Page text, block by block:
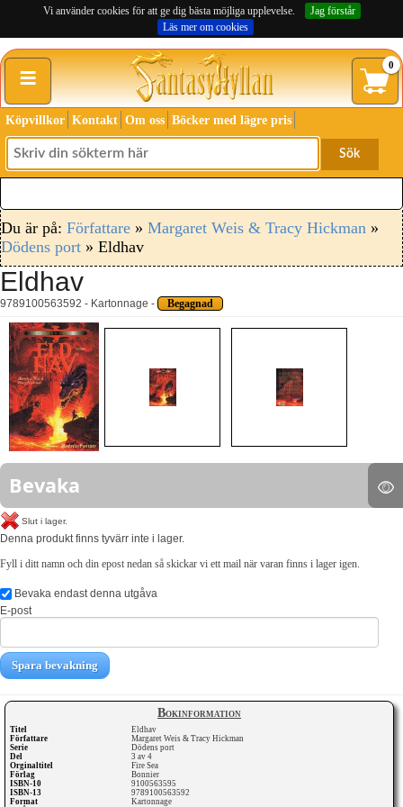
Vi använder cookies för att ge dig bästa möjliga upplevelse.
Jag förstår
Läs mer om cookies
≡ 0
Köpvillkor Kontakt Om oss Böcker med lägre pris
Sök
Du är på: Författare » Margaret Weis & Tracy Hickman »
Dödens port » Eldhav
Eldhav
9789100563592 - Kartonnage - Begagnad
Bokinformation
Titel
Eldhav
Författare
Margaret Weis & Tracy Hickman
Serie
Dödens port
Del
3 av 4
Orginaltitel
Fire Sea
Förlag
Bonnier
ISBN-10
9100563595
ISBN-13
9789100563592
Format
Kartonnage
Bevaka
Slut i lager.
Denna produkt finns tyvärr inte i lager.
Fyll i ditt namn och din epost nedan så skickar vi ett mail när varan finns i lager igen.
Bevaka endast denna utgåva
E-post
Spara bevakning